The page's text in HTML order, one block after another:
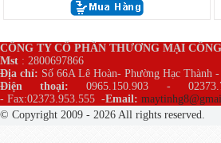
CÔNG TY CỔ PHẦN THƯƠNG MẠI
Mst : 2800697866
Địa chỉ: Số 66A Lê Hoàn- Phường Hạc Thành
Điện thoại: 0965.150.903 -
- Fax:02373.953.555 -Email:
© Copyright 2009 - 2026 All rights reserved.